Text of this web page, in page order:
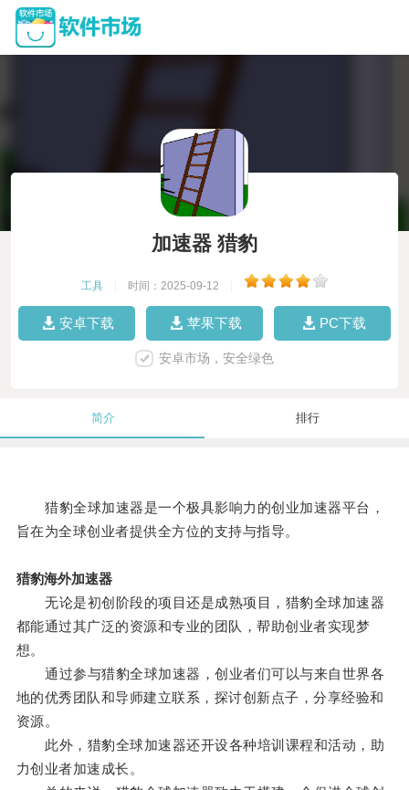
加速器 猎豹
工具 时间：2025-09-12
安卓下载 苹果下载 PC下载
安卓市场，安全绿色
简介 排行
猎豹全球加速器是一个极具影响力的创业加速器平台，
旨在为全球创业者提供全方位的支持与指导。
猎豹海外加速器
无论是初创阶段的项目还是成熟项目，猎豹全球加速器
都能通过其广泛的资源和专业的团队，帮助创业者实现梦
想。
通过参与猎豹全球加速器，创业者们可以与来自世界各
地的优秀团队和导师建立联系，探讨创新点子，分享经验和
资源。
此外，猎豹全球加速器还开设各种培训课程和活动，助
力创业者加速成长。